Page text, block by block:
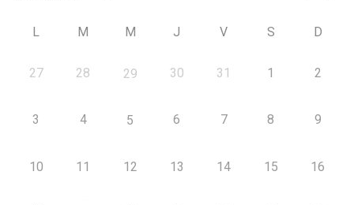
L M M J V S D
27 28 29 30 31 1 2
3 4 5 6 7 8 9
10 11 12 13 14 15 16